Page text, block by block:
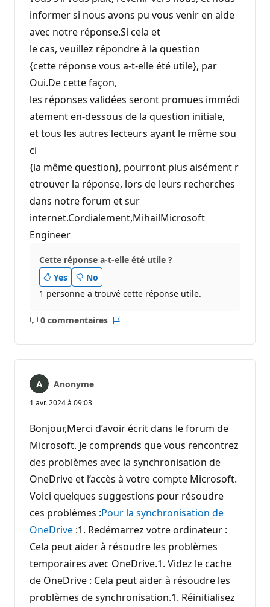
informer si nous avons pu vous venir en aide
avec notre réponse.Si cela et
le cas, veuillez répondre à la question
{cette réponse vous a-t-elle été utile}, par
Oui.De cette façon,
les réponses validées seront promues immédi
atement en-dessous de la question initiale,
et tous les autres lecteurs ayant le même sou
ci
{la même question}, pourront plus aisément r
etrouver la réponse, lors de leurs recherches
dans notre forum et sur
internet.Cordialement,MihailMicrosoft
Engineer
Cette réponse a-t-elle été utile ?
Yes
No
1 personne a trouvé cette réponse utile.
0 commentaires
Aucun
Rapport
Anonyme
1 avr. 2024 à 09:03
Bonjour,Merci d’avoir écrit dans le forum de
Microsoft. Je comprends que vous rencontrez
des problèmes avec la synchronisation de
OneDrive et l’accès à votre compte Microsoft.
Voici quelques suggestions pour résoudre
ces problèmes :Pour la synchronisation de
OneDrive :1. Redémarrez votre ordinateur :
Cela peut aider à résoudre les problèmes
temporaires avec OneDrive.1. Videz le cache
de OneDrive : Cela peut aider à résoudre les
problèmes de synchronisation.1. Réinitialisez